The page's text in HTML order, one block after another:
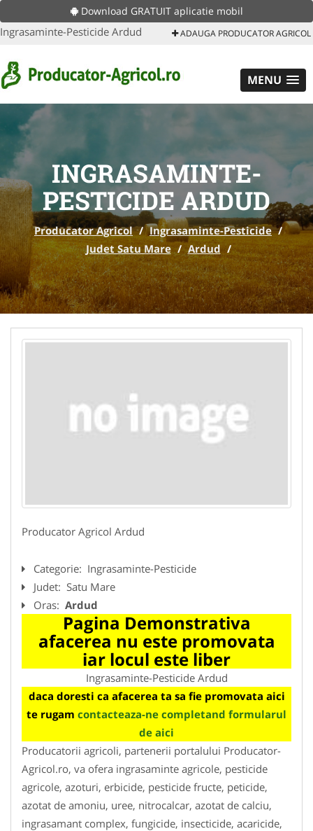
Download GRATUIT aplicatie mobil
Ingrasaminte-Pesticide Ardud ADAUGA PRODUCATOR AGRICOL
MENU
INGRASAMINTE-
PESTICIDE ARDUD
Producator Agricol / Ingrasaminte-Pesticide /
Judet Satu Mare / Ardud /
Producator Agricol Ardud
Categorie: Ingrasaminte-Pesticide
Judet: Satu Mare
Oras: Ardud
Pagina Demonstrativa
afacerea nu este promovata
iar locul este liber
Ingrasaminte-Pesticide Ardud
daca doresti ca afacerea ta sa fie promovata aici
te rugam contacteaza-ne completand formularul
de aici
Producatorii agricoli, partenerii portalului Producator-
Agricol.ro, va ofera ingrasaminte agricole, pesticide
agricole, azoturi, erbicide, pesticide fructe, peticide,
azotat de amoniu, uree, nitrocalcar, azotat de calciu,
ingrasamant complex, fungicide, insecticide, acaricide,